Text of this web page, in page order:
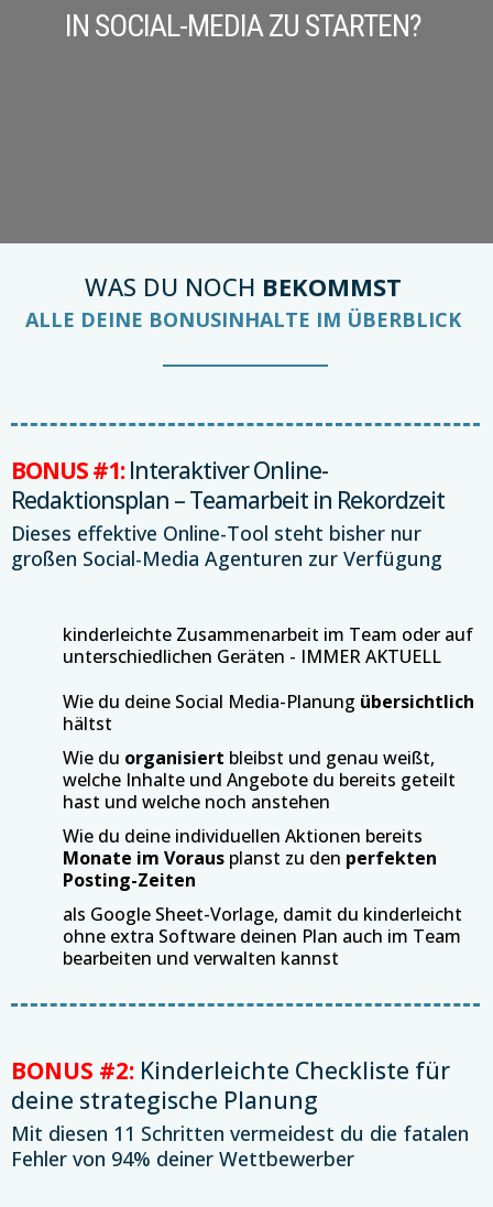
IN SOCIAL-MEDIA ZU STARTEN?
WAS DU NOCH BEKOMMST
ALLE DEINE BONUSINHALTE IM ÜBERBLICK
BONUS #1:Interaktiver Online-
Redaktionsplan – Teamarbeit in Rekordzeit
Dieses effektive Online-Tool steht bisher nur
großen Social-Media Agenturen zur Verfügung
kinderleichte Zusammenarbeit im Team oder auf
unterschiedlichen Geräten - IMMER AKTUELL
Wie du deine Social Media-Planung übersichtlich
hältst
Wie du organisiert bleibst und genau weißt,
welche Inhalte und Angebote du bereits geteilt
hast und welche noch anstehen
Wie du deine individuellen Aktionen bereits
Monate im Voraus planst zu den perfekten
Posting-Zeiten
als Google Sheet-Vorlage, damit du kinderleicht
ohne extra Software deinen Plan auch im Team
bearbeiten und verwalten kannst
BONUS #2: Kinderleichte Checkliste für
deine strategische Planung
Mit diesen 11 Schritten vermeidest du die fatalen
Fehler von 94% deiner Wettbewerber